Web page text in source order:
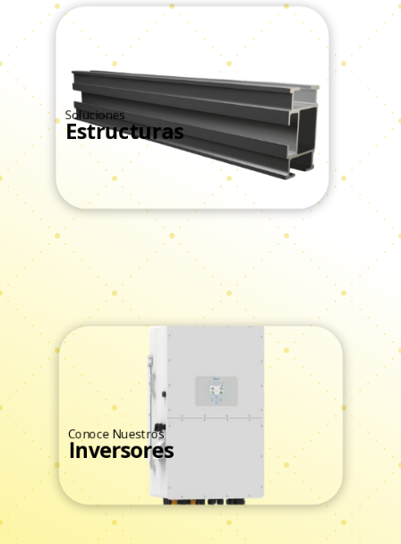
Soluciones
Estructuras
Ver Todos
Conoce Nuestros
Inversores